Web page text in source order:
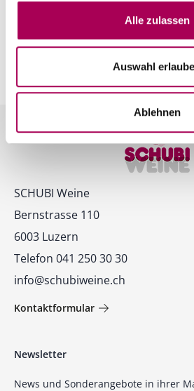
Alle zulassen
Auswahl
Ablehnen
hinzufügen
Alle Produkte
Kontakt
SCHUBI Weine
Bernstrasse 110
6003 Luzern
Telefon 041 250 30 30
info@schubiweine.ch
Kontaktformular
Newsletter
News und Sonderangebote in ihrer